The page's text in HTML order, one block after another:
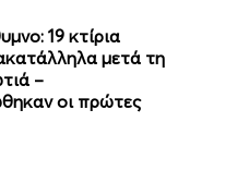
19 κτίρια
μετά τη
–
οι πρώτες